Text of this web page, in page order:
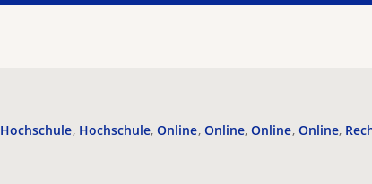
Hochschule Hochschule Online Online Online Online